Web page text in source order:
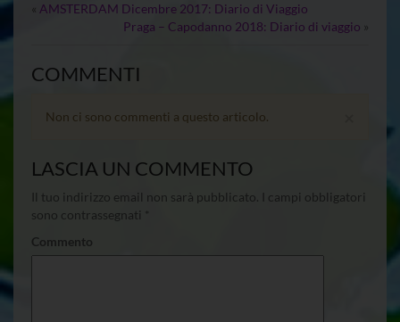
« AMSTERDAM Dicembre 2017: Diario di Viaggio
Praga – Capodanno 2018: Diario di viaggio »
COMMENTI
Non ci sono commenti a questo articolo.
LASCIA UN COMMENTO
Il tuo indirizzo email non sarà pubblicato.
I campi obbligatori
sono contrassegnati
Commento